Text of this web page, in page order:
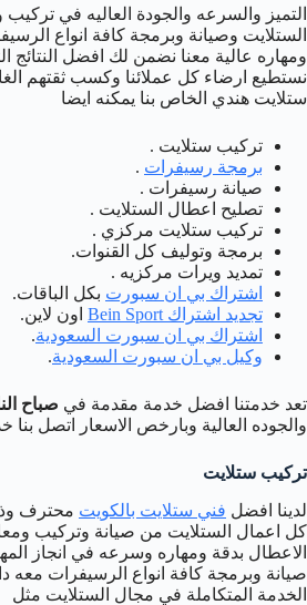
التميز والسرعه والجودة العاليه في تركيب
الستلايت وصيانة وبرمجة كافة انواع
ومهاره عالية معنا نضمن لك افضل النتائج
نستطيع ارضاء كل عملائنا وكسب ثقتهم
ستلايت هندي الخاص بنا يمكنه ايضا
تركيب ستلايت .
برمجة رسيفرات .
صيانة رسيفرات .
تصليح اعطال الستلايت .
تركيب ستلايت مركزي .
برمجة وتوليف كل القنوات.
تمديد ويرات مركزيه .
اشتراك بي ان سبورت بكل الباقات.
تجديد اشتراك Bein Sport
اون لاين.
اشتراك بي ان سبورت السعودية.
وكيل بي ان سبورت السعودية.
تعد خدمتنا افضل خدمة مقدمة في صباح
والجوده العالية وبارخص الاسعار اتصل بنا خدمتنا 24
تركيب ستلايت
لدينا افضل فني ستلايت بالكويت محترف
كل اعمال الستلايت من صيانة وتركيب
الاعطال بدقة ومهاره وسرعه في انجاز
صيانة وبرمجة كافة انواع الرسيفرات معه
الخدمة المتكاملة في مجال الستلايت مثل